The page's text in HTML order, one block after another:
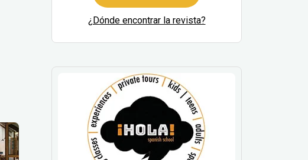
¿Dónde encontrar la revista?